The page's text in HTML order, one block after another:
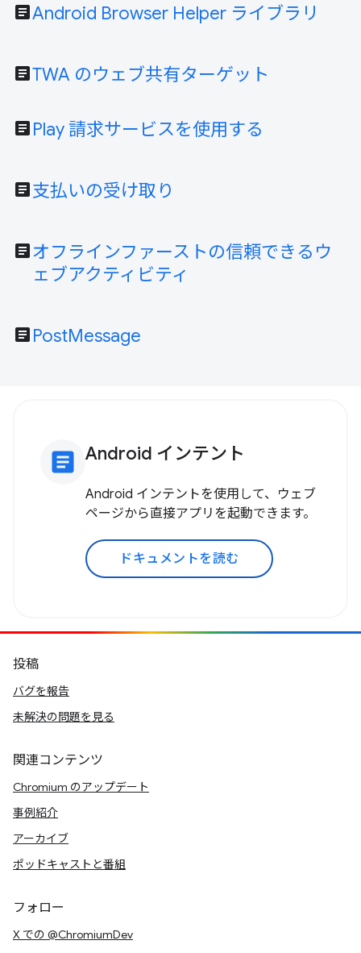
articleAndroid Browser Helper ライブラリ
articleTWA のウェブ共有ターゲット
article Play 請求サービスを使用する
article支払いの受け取り
article オフラインファーストの信頼できるウ
ェブアクティビティ
article PostMessage
article Android インテント
Android インテントを使用して、ウェブ
ページから直接アプリを起動できます。
ドキュメントを読む
投稿
バグを報告
未解決の問題を見る
関連コンテンツ
Chromium のアップデート
事例紹介
アーカイブ
ポッドキャストと番組
フォロー
X での @ChromiumDev